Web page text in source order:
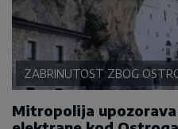
ZABRINUTOST ZBOG
Mitropolija